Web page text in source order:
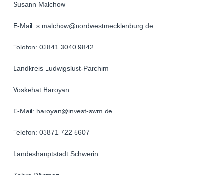
Susann Malchow
E-Mail: s.malchow@nordwestmecklenburg.de
Telefon: 03841 3040 9842
Landkreis Ludwigslust-Parchim
Voskehat Haroyan
E-Mail: haroyan@invest-swm.de
Telefon: 03871 722 5607
Landeshauptstadt Schwerin